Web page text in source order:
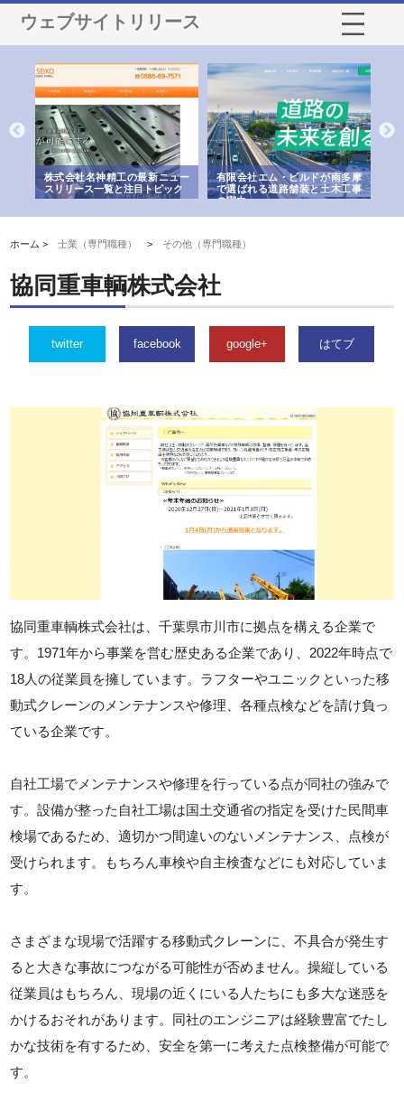
ウェブサイトリリース
株式会社名神精工の最新ニュー
スリリース一覧と注目トピック
有限会社エム・ビルドが南多摩
で選ばれる道路舗装と土木工事
の実力
ホーム >士業（専門職種） > その他（専門職種）
協同重車輌株式会社
twitter facebook google+ はてブ
協同重車輌株式会社は、千葉県市川市に拠点を構える企業で
す。1971年から事業を営む歴史ある企業であり、2022年時点で
18人の従業員を擁しています。ラフターやユニックといった移
動式クレーンのメンテナンスや修理、各種点検などを請け負っ
ている企業です。
自社工場でメンテナンスや修理を行っている点が同社の強みで
す。設備が整った自社工場は国土交通省の指定を受けた民間車
検場であるため、適切かつ間違いのないメンテナンス、点検が
受けられます。もちろん車検や自主検査などにも対応していま
す。
さまざまな現場で活躍する移動式クレーンに、不具合が発生す
ると大きな事故につながる可能性が否めません。操縦している
従業員はもちろん、現場の近くにいる人たちにも多大な迷惑を
かけるおそれがあります。同社のエンジニアは経験豊富でたし
かな技術を有するため、安全を第一に考えた点検整備が可能で
す。